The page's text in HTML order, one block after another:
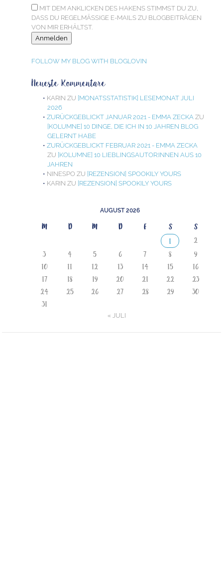
MIT DEM ANKLICKEN DES HAKENS STIMMST DU ZU,
DASS DU REGELMÄSSIGE E-MAILS ZU BLOGBEITRÄGEN V
ON MIR ERHÄLTST.
FOLLOW MY BLOG WITH BLOGLOVIN
Neueste Kommentare
KARIN ZU [MONATSSTATISTIK] LESEMONAT JULI
2026
ZURÜCKGEBLICKT JANUAR 2021 - EMMA ZECKA ZU
[KOLUMNE] 10 DINGE, DIE ICH IN 10 JAHREN BLOG
GELERNT HABE
ZURÜCKGEBLICKT FEBRUAR 2021 - EMMA ZECKA
ZU [KOLUMNE] 10 LIEBLINGSAUTOR:INNEN AUS 10
JAHREN
NINESPO ZU [REZENSION] SPOOKILY YOURS
KARIN ZU [REZENSION] SPOOKILY YOURS
AUGUST 2026
M D M D F S
S
1
2
3
4 5 6 7 8
9
10
11 12 13 14 15
16
17
18 19 20 21 22
23
24
25 26 27 28 29
30
31
« JULI